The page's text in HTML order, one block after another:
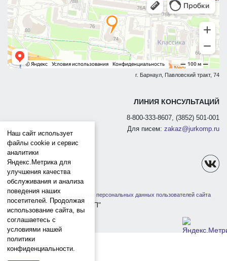
г. Барнаул, Павловский тракт, 74
ЛИНИЯ КОНСУЛЬТАЦИЙ
8-800-333-8607, (3852) 501-001
Для писем: zakaz@jurkomp.ru
Политика защиты и обработки персональных данных пользователей сайта
1991-2026 ООО "ЮРКОМП"
Наш сайт использует
файлы cookie и сервис
аналитики
Яндекс.Метрика для
улучшения качества
обслуживания и анализа
поведения наших
посетителей. Продолжая
использование сайта, вы
соглашаетесь с
условиями нашей
политики
конфиденциальности.